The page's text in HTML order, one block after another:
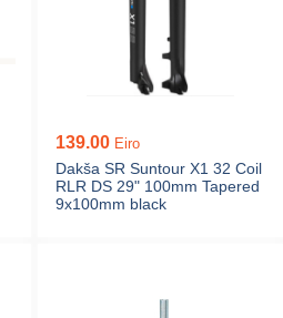
139.00 Eiro
Dakša SR Suntour X1 32 Coil
RLR DS 29" 100mm Tapered
9x100mm black